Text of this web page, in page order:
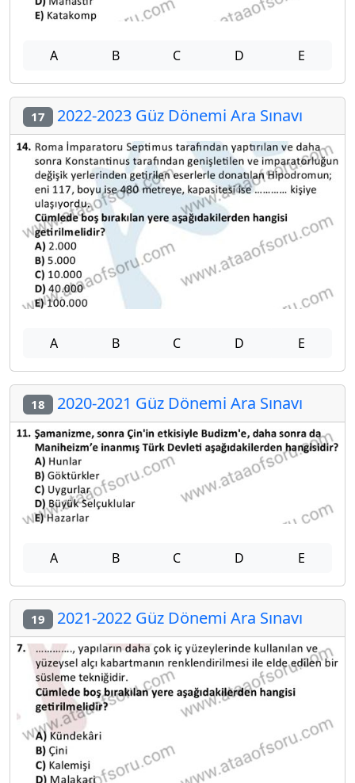
A B C D E
17 2022-2023 Güz Dönemi Ara Sınavı
A B C D E
18 2020-2021 Güz Dönemi Ara Sınavı
A B C D E
19 2021-2022 Güz Dönemi Ara Sınavı